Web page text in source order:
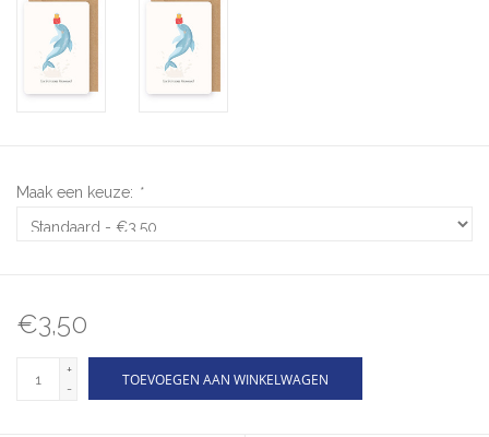
Maak een keuze: *
€3,50
+
-
TOEVOEGEN AAN WINKELWAGEN